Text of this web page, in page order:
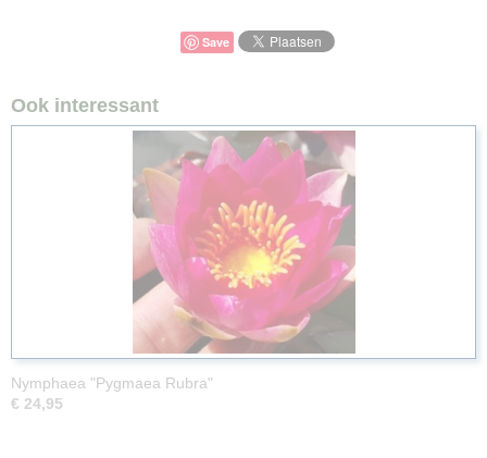
Save
Ook interessant
Nymphaea "Pygmaea Rubra"
€ 24,95